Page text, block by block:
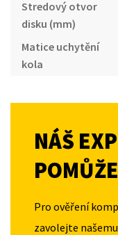
Stredový otvor
disku (mm)
Matice uchytění
kola
NÁŠ
POMŮŽE
Pro ověření
zavolejte